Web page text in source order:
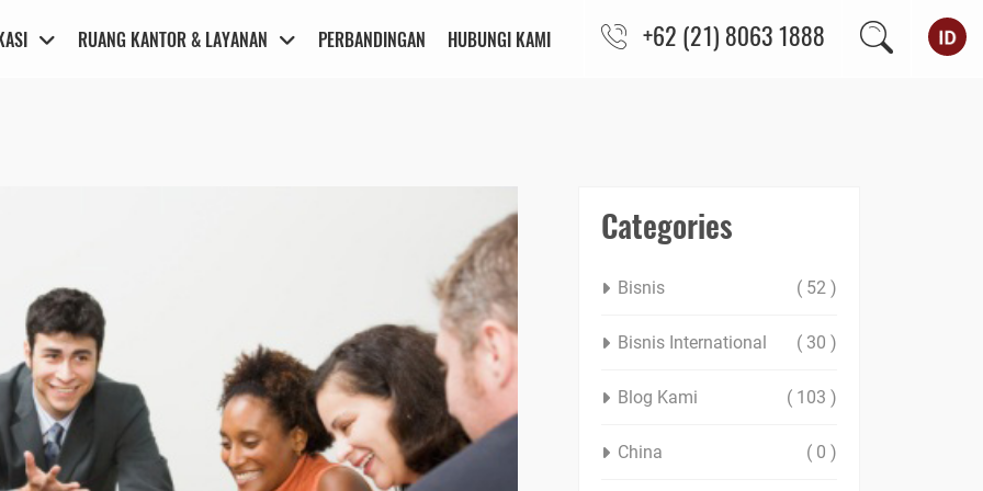
RUANG KANTOR & LAYANAN PERBANDINGAN HUBUNGI KAMI +62 (21) 8063 1888
Categories
Bisnis ( 52 )
Bisnis International ( 30 )
Blog Kami ( 103 )
China ( 0 )